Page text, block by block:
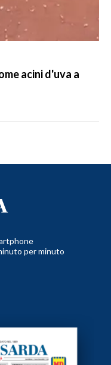
acini d'uva a
per minuto